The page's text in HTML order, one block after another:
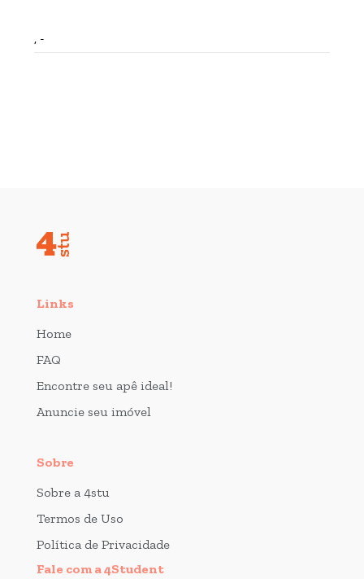
, -
Links
Home
FAQ
Encontre seu apê ideal!
Anuncie seu imóvel
Sobre
Sobre a 4stu
Termos de Uso
Política de Privacidade
Fale com a 4Student